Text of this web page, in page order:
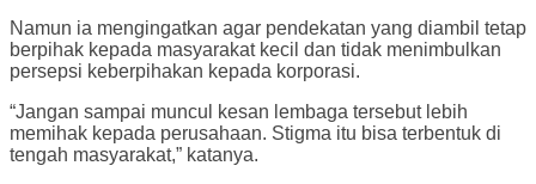
Namun ia mengingatkan agar pendekatan yang diambil tetap
berpihak kepada masyarakat kecil dan tidak menimbulkan
persepsi keberpihakan kepada korporasi.
“Jangan sampai muncul kesan lembaga tersebut lebih
memihak kepada perusahaan. Stigma itu bisa terbentuk di
tengah masyarakat,” katanya.